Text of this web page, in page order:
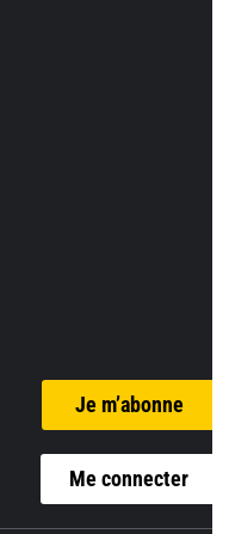
Je m’abonne
Me connecter